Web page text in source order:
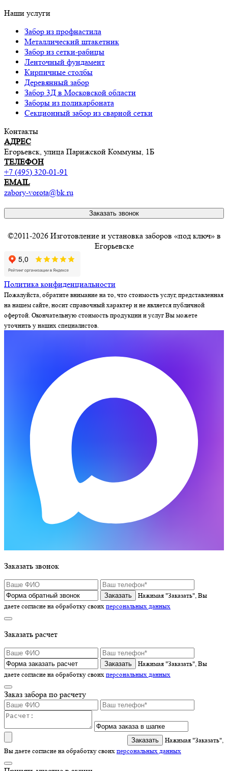
Наши услуги
Забор из профнастила
Металлический штакетник
Забор из сетки-рабицы
Ленточный фундамент
Кирпичные столбы
Деревянный забор
Забор 3Д в Московской области
Заборы из поликарбоната
Секционный забор из сварной сетки
Контакты
АДРЕС
Егорьевск, улица Парижской Коммуны, 1Б
ТЕЛЕФОН
+7 (495) 320-01-91
EMAIL
zabory-vorota@bk.ru
Заказать звонок
©2011-2026 Изготовление и установка заборов «под ключ» в
Егорьевске
Политика конфиденциальности
Пожалуйста, обратите внимание на то, что стоимость услуг, представленная
на нашем сайте, носит справочный характер и не является публичной
офертой. Окончательную стоимость продукции и услуг Вы можете
уточнить у наших специалистов.
Заказать звонок
Нажимая "Заказать", Вы
даете согласие на обработку своих персональных данных
Заказать расчет
Нажимая "Заказать", Вы
даете согласие на обработку своих персональных данных
Заказ забора по расчету
Нажимая "Заказать",
Вы даете согласие на обработку своих персональных данных